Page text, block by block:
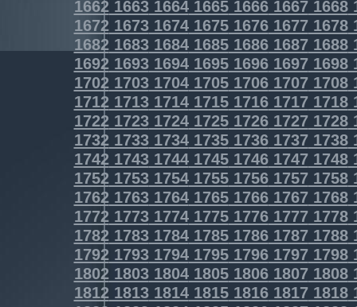
1662166316641665166616671668
1672167316741675167616771678
1682168316841685168616871688
1692169316941695169616971698
1702170317041705170617071708
1712171317141715171617171718
1722172317241725172617271728
1732173317341735173617371738
1742174317441745174617471748
1752175317541755175617571758
1762176317641765176617671768
1772177317741775177617771778
1782178317841785178617871788
1792179317941795179617971798
1802180318041805180618071808
1812181318141815181618171818